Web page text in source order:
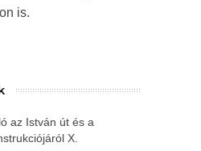
is.
az István út és a
X.